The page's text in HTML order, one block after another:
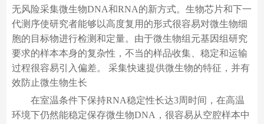
无风险采集微生物DNA和RNA的新方式。生物芯片和下一
代测序使研究者能够以高度复用的形式很容易对微生物细
胞的目标物进行检测和定量。由于微生物组元基因组研究
要求的样本本身的复杂性，不当的样品收集、稳定和运输
过程很容易引入偏差。 采集快速提供微生物的特征，并有
效防止微生物生长
在室温条件下保持RNA稳定性长达3周时间，在高温
环境下仍然能稳定保存微生物DNA，很容易从空腔样本中